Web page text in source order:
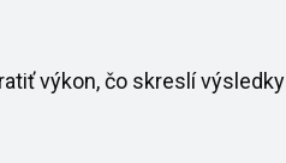
výkon, čo skreslí výsledky